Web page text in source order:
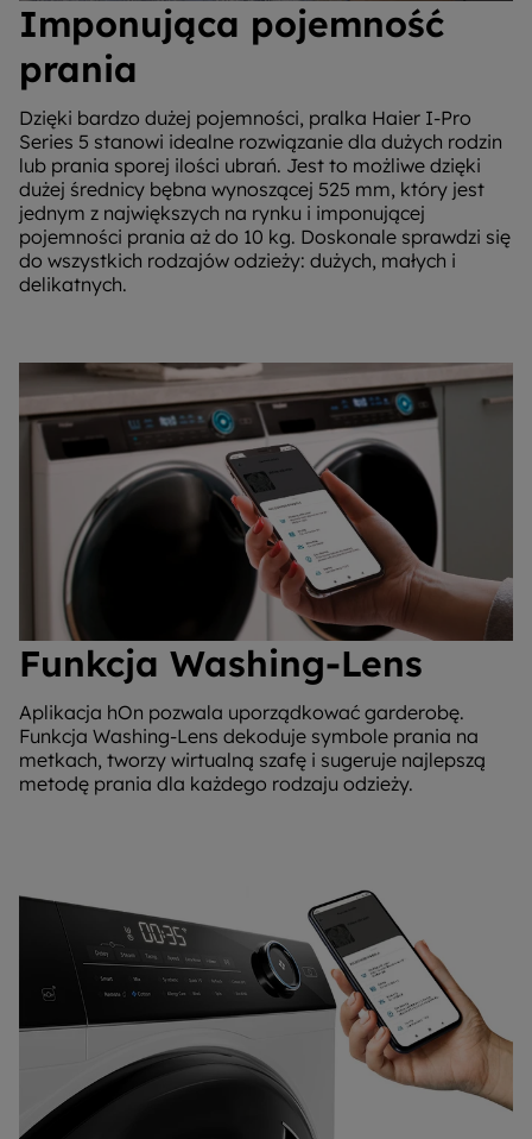
Imponująca pojemność
prania
Dzięki bardzo dużej pojemności, pralka Haier I-Pro
Series 5 stanowi idealne rozwiązanie dla dużych rodzin
lub prania sporej ilości ubrań. Jest to możliwe dzięki
dużej średnicy bębna wynoszącej 525 mm, który jest
jednym z największych na rynku i imponującej
pojemności prania aż do 10 kg. Doskonale sprawdzi się
do wszystkich rodzajów odzieży: dużych, małych i
delikatnych.
Funkcja Washing-Lens
Aplikacja hOn pozwala uporządkować garderobę.
Funkcja Washing-Lens dekoduje symbole prania na
metkach, tworzy wirtualną szafę i sugeruje najlepszą
metodę prania dla każdego rodzaju odzieży.